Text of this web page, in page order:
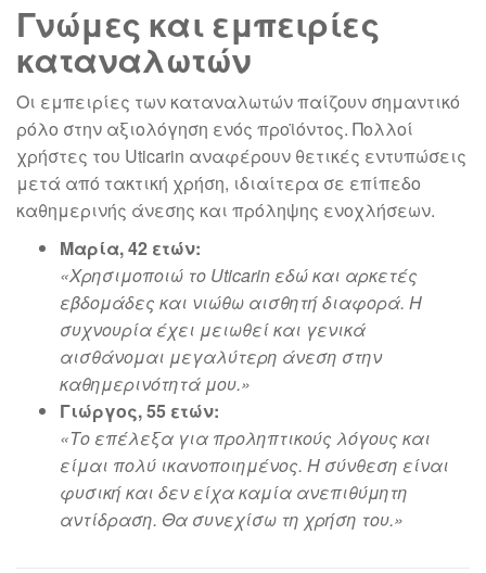
Γνώμες και εμπειρίες
καταναλωτών
Οι εμπειρίες των καταναλωτών παίζουν σημαντικό
ρόλο στην αξιολόγηση ενός προϊόντος. Πολλοί
χρήστες του Uticarin αναφέρουν θετικές εντυπώσεις
μετά από τακτική χρήση, ιδιαίτερα σε επίπεδο
καθημερινής άνεσης και πρόληψης ενοχλήσεων.
Μαρία, 42 ετών:
«Χρησιμοποιώ το Uticarin εδώ και αρκετές
εβδομάδες και νιώθω αισθητή διαφορά. Η
συχνουρία έχει μειωθεί και γενικά
αισθάνομαι μεγαλύτερη άνεση στην
καθημερινότητά μου.»
Γιώργος, 55 ετών:
«Το επέλεξα για προληπτικούς λόγους και
είμαι πολύ ικανοποιημένος. Η σύνθεση είναι
φυσική και δεν είχα καμία ανεπιθύμητη
αντίδραση. Θα συνεχίσω τη χρήση του.»